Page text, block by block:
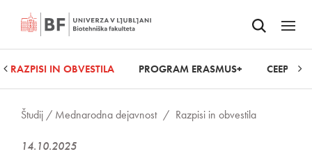
Odpri iskalnik
Odpri
RAZPISI IN OBVESTILA PROGRAM ERASMUS+ CEEPUS
Študij / Mednarodna dejavnost / Razpisi in obvestila
14.10.2025